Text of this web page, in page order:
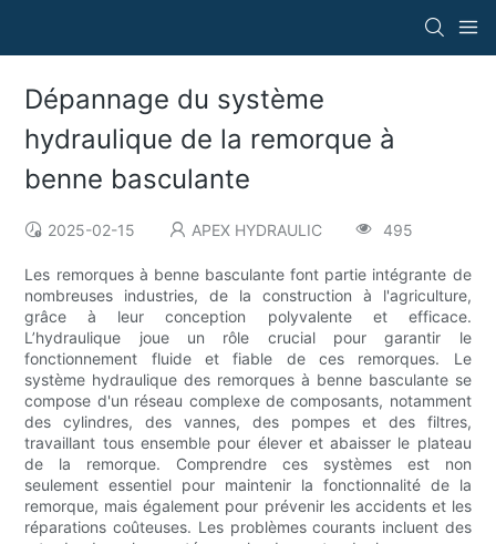
Dépannage du système
hydraulique de la remorque à
benne basculante
2025-02-15 APEX HYDRAULIC 495
Les remorques à benne basculante font partie intégrante de
nombreuses industries, de la construction à l'agriculture,
grâce à leur conception polyvalente et efficace.
L’hydraulique joue un rôle crucial pour garantir le
fonctionnement fluide et fiable de ces remorques. Le
système hydraulique des remorques à benne basculante se
compose d'un réseau complexe de composants, notamment
des cylindres, des vannes, des pompes et des filtres,
travaillant tous ensemble pour élever et abaisser le plateau
de la remorque. Comprendre ces systèmes est non
seulement essentiel pour maintenir la fonctionnalité de la
remorque, mais également pour prévenir les accidents et les
réparations coûteuses. Les problèmes courants incluent des